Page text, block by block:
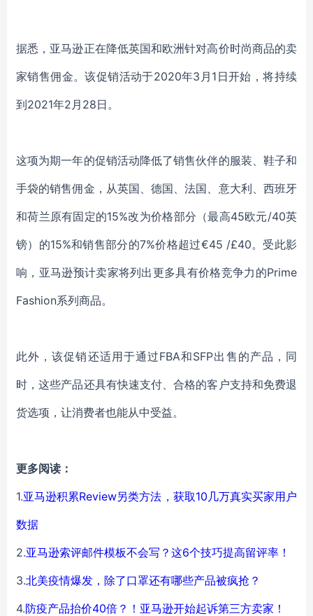
据悉，亚马逊正在降低英国和欧洲针对高价时尚商品的卖
家销售佣金。该促销活动于2020年3月1日开始，将持续
到2021年2月28日。
这项为期一年的促销活动降低了销售伙伴的服装、鞋子和
手袋的销售佣金，从英国、德国、法国、意大利、西班牙
和荷兰原有固定的15%改为价格部分（最高45欧元/40英
镑）的15%和销售部分的7%价格超过€45 /£40。受此影
响，亚马逊预计卖家将列出更多具有价格竞争力的Prime
Fashion系列商品。
此外，该促销还适用于通过FBA和SFP出售的产品，同
时，这些产品还具有快速支付、合格的客户支持和免费退
货选项，让消费者也能从中受益。
更多阅读：
1.亚马逊积累Review另类方法，获取10几万真实买家用户
数据
2.亚马逊索评邮件模板不会写？这6个技巧提高留评率！
3.北美疫情爆发，除了口罩还有哪些产品被疯抢？
4.防疫产品抬价40倍？！亚马逊开始起诉第三方卖家！